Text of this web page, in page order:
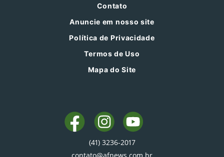
Contato
Anuncie em nosso site
Política de Privacidade
Termos de Uso
Mapa do Site
(41) 3236-2017